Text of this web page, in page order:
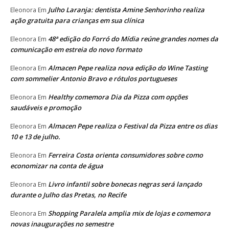
Eleonora Em Julho Laranja: dentista Amine Senhorinho realiza
ação gratuita para crianças em sua clínica
Eleonora Em 48ª edição do Forró do Mídia reúne grandes nomes da
comunicação em estreia do novo formato
Eleonora Em Almacen Pepe realiza nova edição do Wine Tasting
com sommelier Antonio Bravo e rótulos portugueses
Eleonora Em Healthy comemora Dia da Pizza com opções
saudáveis e promoção
Eleonora Em Almacen Pepe realiza o Festival da Pizza entre os dias
10 e 13 de julho.
Eleonora Em Ferreira Costa orienta consumidores sobre como
economizar na conta de água
Eleonora Em Livro infantil sobre bonecas negras será lançado
durante o Julho das Pretas, no Recife
Eleonora Em Shopping Paralela amplia mix de lojas e comemora
novas inaugurações no semestre